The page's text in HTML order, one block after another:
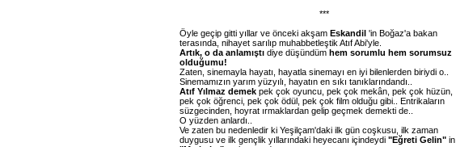
***
Öyle geçip gitti yıllar ve önceki akşam Eskandil 'in Boğaz'a bakan
terasında, nihayet sarılıp muhabbetleştik Atıf Abi'yle.
Artık, o da anlamıştı diye düşündüm hem sorumlu hem sorumsuz
olduğumu!
Zaten, sinemayla hayatı, hayatla sinemayı en iyi bilenlerden biriydi o..
Sinemamızın yarım yüzyılı, hayatın en sıkı tanıklarındandı..
Atıf Yılmaz demek pek çok oyuncu, pek çok mekân, pek çok hüzün,
pek çok öğrenci, pek çok ödül, pek çok film olduğu gibi.. Entrikaların
süzgecinden, hoyrat ırmaklardan gelip geçmek demekti de..
O yüzden anlardı..
Ve zaten bu nedenledir ki Yeşilçam'daki ilk gün coşkusu, ilk zaman
duygusu ve ilk gençlik yıllarındaki heyecanı içindeydi "Eğreti Gelin" in